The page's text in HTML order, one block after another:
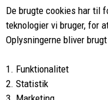
De brugte cookies har til
teknologier vi bruger, for
Oplysningerne bliver
1. Funktionalitet
2. Statistik